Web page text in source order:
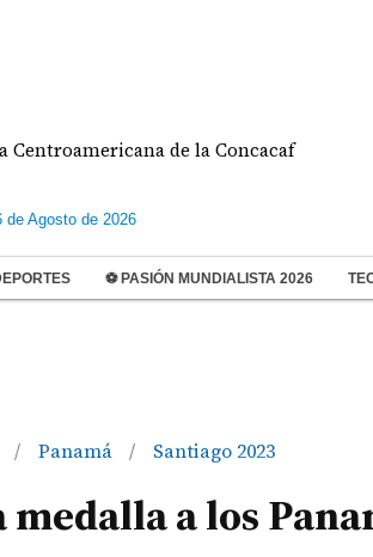
de la Concacaf
de Agosto de 2026
⚽ PASIÓN MUNDIALISTA 2026
/ Panamá / Santiago 2023
a los